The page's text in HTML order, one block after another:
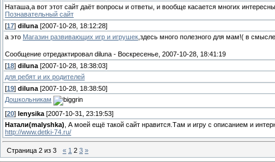
Наташа,а вот этот сайт даёт вопросы и ответы, и вообще касается многих
Познавательный сайт
[17] diluna [2007-10-28, 18:12:28]
а это Магазин развивающих игр и игрушек,здесь много полезного для мам!( в
Сообщение отредактировал diluna - Воскресенье, 2007-10-28, 18:41:19
[18] diluna [2007-10-28, 18:38:03]
для ребят и их родителей
[19] diluna [2007-10-28, 18:38:50]
Дошкольникам
[20] lenysika [2007-10-31, 23:19:53]
Натали(malyshka) , А моей ещё такой сайт нравится.Там и игру с описанием и
http://www.detki-74.ru/
Страница 2 из 3 « 1 2 3 »